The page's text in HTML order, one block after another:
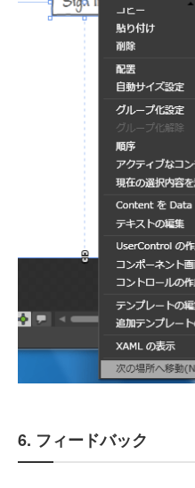
6. フィードバック